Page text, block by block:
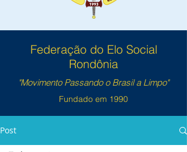
Federação do Elo Social
Rondônia
"Movimento Passando o Brasil a Limpo"
Fundado em 1990
Post